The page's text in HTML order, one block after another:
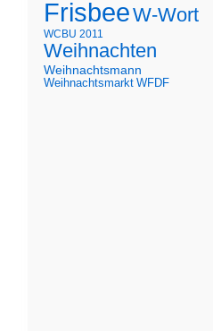
FrisbeeW-Wort
WCBU 2011
Weihnachten
Weihnachtsmann
Weihnachtsmarkt WFDF